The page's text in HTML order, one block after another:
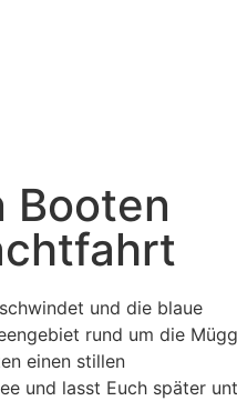
Booten
und die blaue
rund um die
einen stillen
und lasst Euch später